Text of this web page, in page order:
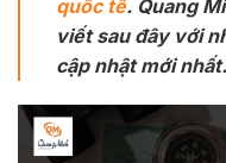
quốc tế. Quang
viết sau đây với
cập nhật mới nhất.